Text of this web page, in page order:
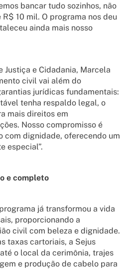
bancar tudo sozinhos, não
10 mil. O programa nos deu
ainda mais nosso
Justiça e Cidadania, Marcela
civil vai além do
jurídicas fundamentais:
tenha respaldo legal, o
mais direitos em
Nosso compromisso é
com dignidade, oferecendo um
especial”.
e completo
já transformou a vida
proporcionando a
civil com beleza e dignidade.
taxas cartoriais, a Sejus
o local da cerimônia, trajes
e produção de cabelo para